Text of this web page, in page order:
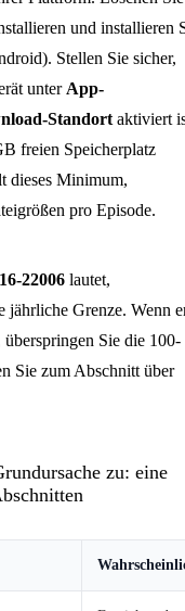
und installieren
Stellen Sie sicher,
unter App-
Standortaktiviert
freien Speicherplatz
dieses Minimum,
pro Episode.
22006lautet,
jährliche Grenze. Wenn
Sie die 100-
Sie zum Abschnitt über
zu: eine